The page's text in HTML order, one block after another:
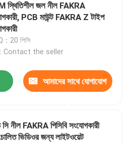
স্থিতিশীল জল নীল FAKRA
PCB মাউন্ট FAKRA Z টাইপ
：20 পিসি
Contact the seller
আমাদের সাথে যোগাযোগ
নীল FAKRA পিসিবি সংযোগকারী
ভিডিওর জন্য লাইটওয়েট